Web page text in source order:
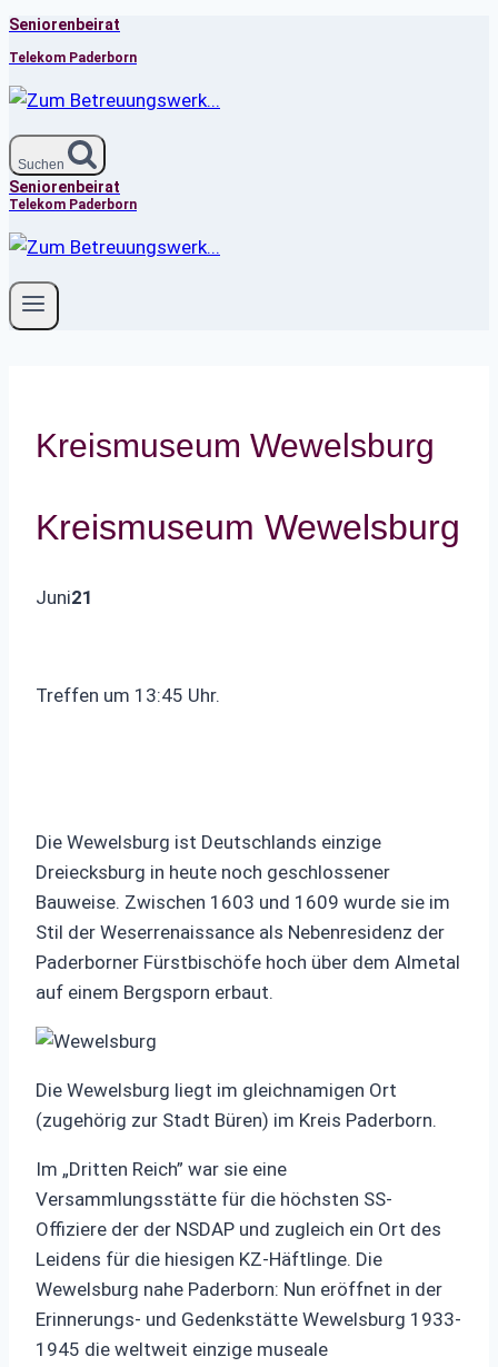
Zum
Inhalt
springen
Seniorenbeirat
Telekom Paderborn
Suchen
Seniorenbeirat
Telekom Paderborn
Kreismuseum Wewelsburg
Kreismuseum Wewelsburg
Juni21
Treffen um 13:45 Uhr.
Die Wewelsburg ist Deutschlands einzige
Dreiecksburg in heute noch geschlossener
Bauweise. Zwischen 1603 und 1609 wurde sie im
Stil der Weserrenaissance als Nebenresidenz der
Paderborner Fürstbischöfe hoch über dem Almetal
auf einem Bergsporn erbaut.
Die Wewelsburg liegt im gleichnamigen Ort
(zugehörig zur Stadt Büren) im Kreis Paderborn.
Im „Dritten Reich” war sie eine
Versammlungsstätte für die höchsten SS-
Offiziere der der NSDAP und zugleich ein Ort des
Leidens für die hiesigen KZ-Häftlinge. Die
Wewelsburg nahe Paderborn: Nun eröffnet in der
Erinnerungs- und Gedenkstätte Wewelsburg 1933-
1945 die weltweit einzige museale